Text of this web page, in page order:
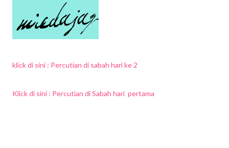
klick di sini : Percutian di sabah hari ke 2
Klick di sini : Percutian di Sabah hari pertama